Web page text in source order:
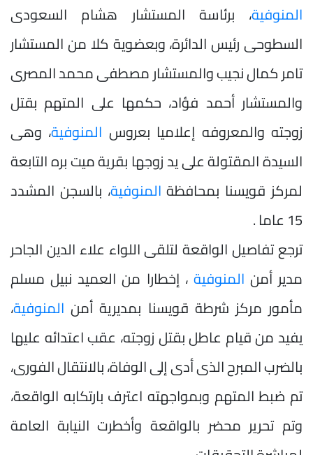
المنوفية، برئاسة المستشار هشام السعودى
السطوحى رئيس الدائرة، وبعضوية كلا من المستشار
تامر كمال نجيب والمستشار مصطفى محمد المصرى
والمستشار أحمد فؤاد، حكمها على المتهم بقتل
زوجته والمعروفه إعلاميا بعروس المنوفية، وهى
السيدة المقتولة على يد زوجها بقرية ميت بره التابعة
لمركز قويسنا بمحافظة المنوفية، بالسجن المشدد
15 عاما .
ترجع تفاصيل الواقعة لتلقى اللواء علاء الدين الجاحر
مدير أمن المنوفية ، إخطارا من العميد نبيل مسلم
مأمور مركز شرطة قويسنا بمديرية أمن المنوفية،
يفيد من قيام عاطل بقتل زوجته، عقب اعتدائه عليها
بالضرب المبرح الذى أدى إلى الوفاة، بالانتقال الفورى،
تم ضبط المتهم وبمواجهته اعترف بارتكابه الواقعة،
وتم تحرير محضر بالواقعة وأخطرت النيابة العامة